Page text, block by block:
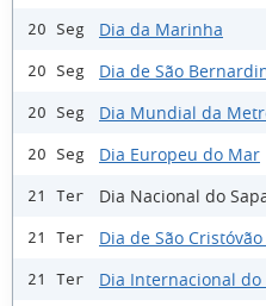
20 Seg Dia da Marinha
20 Seg Dia de São
20 Seg Dia Mundial da
20 Seg Dia Europeu do Mar
21 Ter Dia Nacional do
21 Ter Dia de São
21 Ter Dia Internacional do